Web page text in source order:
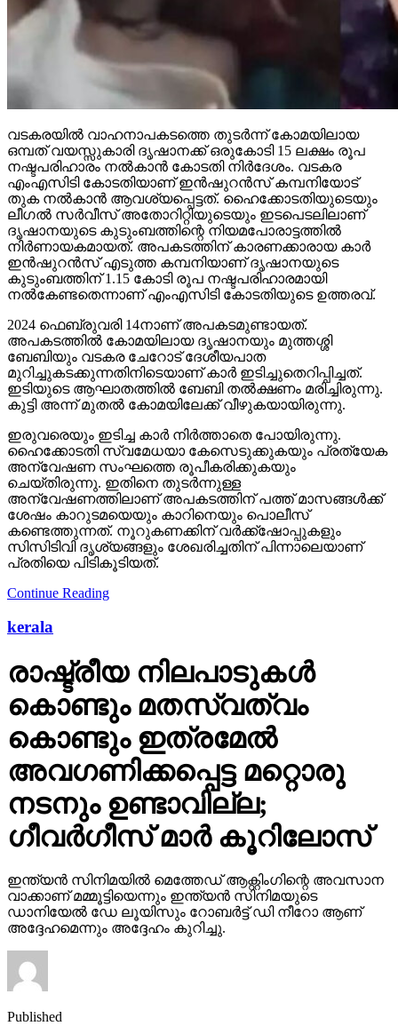
വടകരയില്‍ വാഹനാപകടത്തെ തുടര്‍ന്ന് കോമയിലായ
ഒമ്പത് വയസ്സുകാരി ദൃഷാനക്ക് ഒരുകോടി 15 ലക്ഷം രൂപ
നഷ്ടപരിഹാരം നല്‍കാന്‍ കോടതി നിര്‍ദേശം. വടകര
എംഎസിടി കോടതിയാണ് ഇന്‍ഷുറന്‍സ് കമ്പനിയോട്
തുക നല്‍കാന്‍ ആവശ്യപ്പെട്ടത്. ഹൈക്കോടതിയുടെയും
ലീഗല്‍ സര്‍വീസ് അതോറിറ്റിയുടെയും ഇടപെടലിലാണ്
ദൃഷാനയുടെ കുടുംബത്തിന്റെ നിയമപോരാട്ടത്തില്‍
നിര്‍ണായകമായത്. അപകടത്തിന് കാരണക്കാരായ കാര്‍
ഇന്‍ഷുറന്‍സ് എടുത്ത കമ്പനിയാണ് ദൃഷാനയുടെ
കുടുംബത്തിന് 1.15 കോടി രൂപ നഷ്ടപരിഹാരമായി
നല്‍കേണ്ടതെന്നാണ് എംഎസിടി കോടതിയുടെ ഉത്തരവ്.
2024 ഫെബ്രുവരി 14നാണ് അപകടമുണ്ടായത്.
അപകടത്തില്‍ കോമയിലായ ദൃഷാനയും മുത്തശ്ശി
ബേബിയും വടകര ചേറോട് ദേശീയപാത
മുറിച്ചുകടക്കുന്നതിനിടെയാണ് കാര്‍ ഇടിച്ചുതെറിപ്പിച്ചത്.
ഇടിയുടെ ആഘാതത്തില്‍ ബേബി തല്‍ക്ഷണം മരിച്ചിരുന്നു.
കുട്ടി അന്ന് മുതല്‍ കോമയിലേക്ക് വീഴുകയായിരുന്നു.
ഇരുവരെയും ഇടിച്ച കാര്‍ നിര്‍ത്താതെ പോയിരുന്നു.
ഹൈക്കോടതി സ്വമേധയാ കേസെടുക്കുകയും പ്രത്യേക
അന്വേഷണ സംഘത്തെ രൂപീകരിക്കുകയും
ചെയ്തിരുന്നു. ഇതിനെ തുടര്‍ന്നുള്ള
അന്വേഷണത്തിലാണ് അപകടത്തിന് പത്ത് മാസങ്ങള്‍ക്ക്
ശേഷം കാറുടമയെയും കാറിനെയും പൊലീസ്
കണ്ടെത്തുന്നത്. നൂറുകണക്കിന് വര്‍ക്ക്‌ഷോപ്പുകളും
സിസിടിവി ദൃശ്യങ്ങളും ശേഖരിച്ചതിന് പിന്നാലെയാണ്
പ്രതിയെ പിടികൂടിയത്.
Continue Reading
kerala
രാഷ്ട്രീയ നിലപാടുകള്‍
കൊണ്ടും മതസ്വത്വം
കൊണ്ടും ഇത്രമേല്‍
അവഗണിക്കപ്പെട്ട മറ്റൊരു
നടനും ഉണ്ടാവില്ല;
ഗീവര്‍ഗീസ് മാര്‍ കൂറിലോസ്
ഇന്ത്യന്‍ സിനിമയില്‍ മെത്തേഡ് ആക്റ്റിംഗിന്റെ അവസാന
വാക്കാണ് മമ്മൂട്ടിയെന്നും ഇന്ത്യന്‍ സിനിമയുടെ
ഡാനിയേല്‍ ഡേ ലൂയിസും റോബര്‍ട്ട് ഡി നീറോ ആണ്
അദ്ദേഹമെന്നും അദ്ദേഹം കുറിച്ചു.
Published